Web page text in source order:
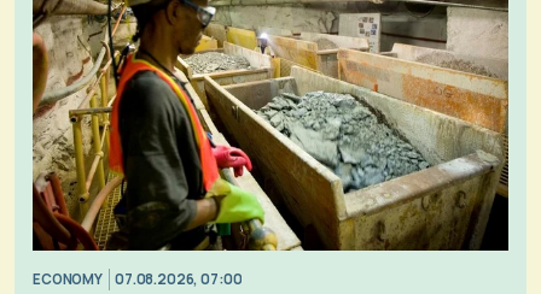
ECONOMY 07.08.2026, 07:00